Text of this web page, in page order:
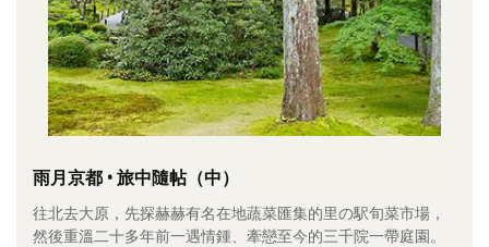
生活風
書房集
日記簿
餐桌週記
享樂隨手拍
雨月京都 • 旅中隨帖（中）
往北去大原，先探赫赫有名在地蔬菜匯集的里の駅旬菜市場，
然後重溫二十多年前一遇情鍾、牽戀至今的三千院一帶庭園。